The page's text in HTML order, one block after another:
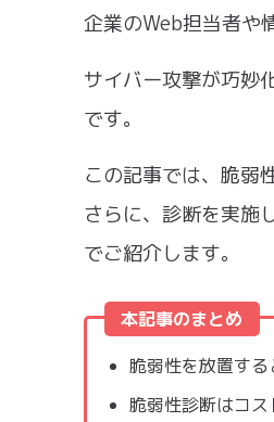
企業のWeb担当者や
サイバー攻撃が巧妙
です。
この記事では、脆弱
さらに、診断を実施
でご紹介します。
本記事のまとめ
脆弱性を放置す
脆弱性診断はコ